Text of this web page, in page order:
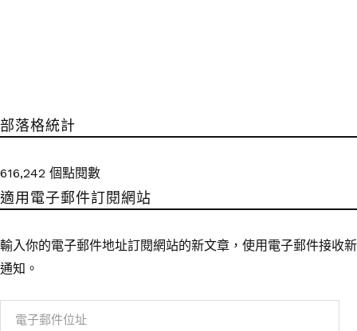
部落格統計
616,242 個點閱數
適用電子郵件訂閱網站
輸入你的電子郵件地址訂閱網站的新文章，使用電子郵件接收新
通知。